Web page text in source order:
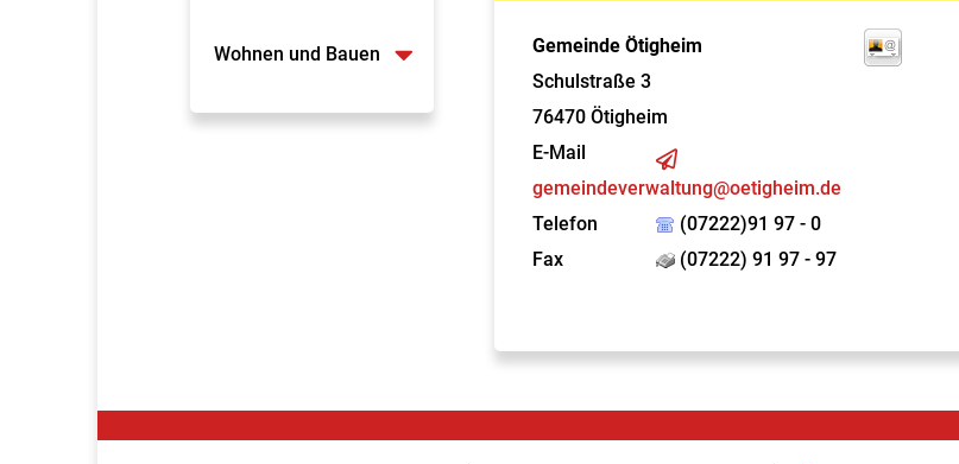
Wohnen und Bauen
Gemeinde Ötigheim
Schulstraße 3
76470 Ötigheim
E-Mail
gemeindeverwaltung@oetigheim.de
Telefon
(07222)91 97 - 0
Fax
(07222) 91 97 - 97